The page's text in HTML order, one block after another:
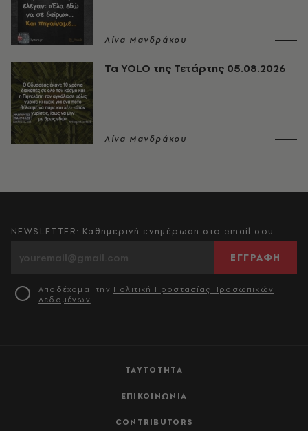
Λίνα Μανδράκου
Τα YOLO της Τετάρτης 05.08.2026
Λίνα Μανδράκου
ΤΑΥΤΟΤΗΤΑ
ΕΠΙΚΟΙΝΩΝΙΑ
CONTRIBUTORS
NEWSLETTER: Καθημερινή ενημέρωση στο email σου
ΕΓΓΡΑΦΗ
Αποδέχομαι την Πολιτική Προστασίας Προσωπικών
Δεδομένων